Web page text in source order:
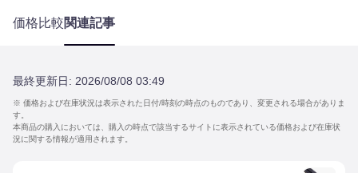
価格比較関連記事
最終更新日: 2026/08/08 03:49
※ 価格および在庫状況は表示された日付/時刻の時点のものであり、変更される場合がありま
す。
本商品の購入においては、購入の時点で該当するサイトに表示されている価格および在庫状
況に関する情報が適用されます。